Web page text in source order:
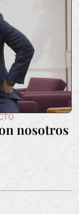
nosotros